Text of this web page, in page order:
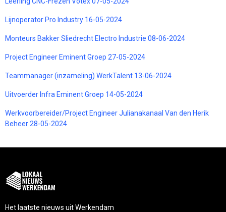
Lijnoperator Pro Industry 16-05-2024
Monteurs Bakker Sliedrecht Electro Industrie 08-06-2024
Project Engineer Eminent Groep 27-05-2024
Teammanager (inzameling) WerkTalent 13-06-2024
Uitvoerder Infra Eminent Groep 14-05-2024
Werkvoorbereider/Project Engineer Julianakanaal Van den Herik
Beheer 28-05-2024
Het laatste nieuws uit Werkendam